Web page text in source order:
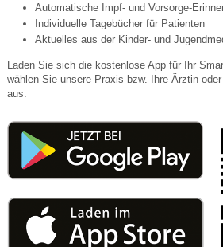
Automatische Impf- und Vorsorge-
Individuelle Tagebücher für Patienten
Aktuelles aus der Kinder- und
Laden Sie sich die kostenlose App für Ihr
wählen Sie unsere Praxis bzw. Ihre Ärztin
aus.